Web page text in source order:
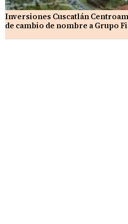
Inversiones Cuscatlán
de cambio de nombre a Grupo